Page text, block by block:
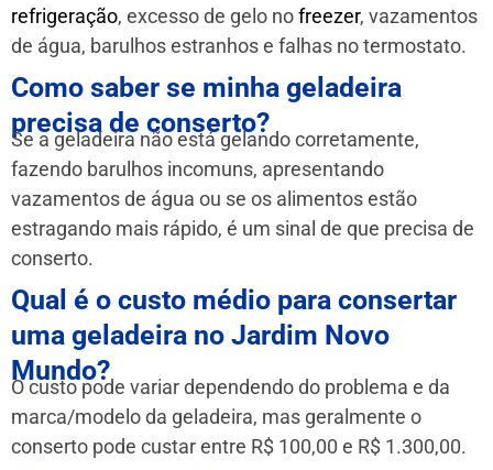
refrigeração, excesso de gelo nofreezer, vazamentos
de água, barulhos estranhos e falhas no termostato.
Como saber se minha geladeira
precisa de conserto?
Se a geladeira não está gelando corretamente,
fazendo barulhos incomuns, apresentando
vazamentos de água ou se os alimentos estão
estragando mais rápido, é um sinal de que precisa de
conserto.
Qual é o custo médio para consertar
uma geladeira no Jardim Novo
Mundo?
O custo pode variar dependendo do problema e da
marca/modelo da geladeira, mas geralmente o
conserto pode custar entre R$ 100,00 e R$ 1.300,00.